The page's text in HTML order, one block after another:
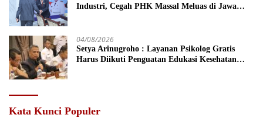
Industri, Cegah PHK Massal Meluas di Jawa
04/08/2026
Setya Arinugroho : Layanan Psikolog Gratis
Harus Diikuti Penguatan Edukasi Kesehatan
Kata Kunci Populer